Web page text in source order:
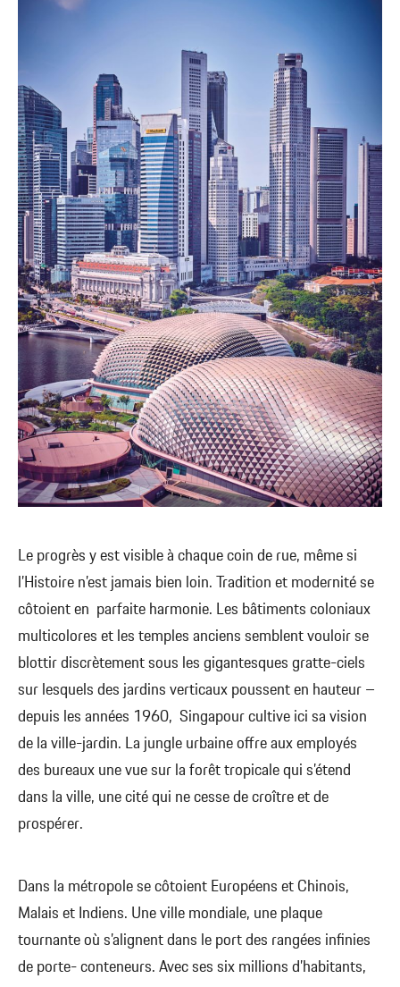
Le progrès y est visible à chaque coin de rue, même si
l’Histoire n’est jamais bien loin. Tradition et modernité se
côtoient en parfaite harmonie. Les bâtiments coloniaux
multicolores et les temples anciens semblent vouloir se
blottir discrètement sous les gigantesques gratte-ciels
sur lesquels des jardins verticaux poussent en hauteur –
depuis les années 1960, Singapour cultive ici sa vision
de la ville-jardin. La jungle urbaine offre aux employés
des bureaux une vue sur la forêt tropicale qui s’étend
dans la ville, une cité qui ne cesse de croître et de
prospérer.
Dans la métropole se côtoient Européens et Chinois,
Malais et Indiens. Une ville mondiale, une plaque
tournante où s’alignent dans le port des rangées infinies
de porte- conteneurs. Avec ses six millions d’habitants,